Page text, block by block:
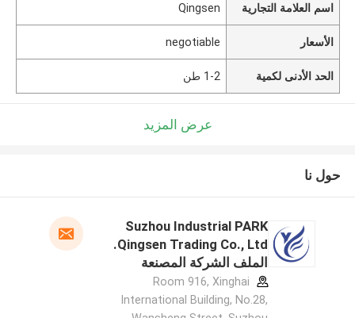
اسم العلامة التجارية Qingsen
الأسعار negotiable
الحد الأدنى لكمية 1-2 طن
عرض المزيد
حول نا
Suzhou Industrial PARK
Qingsen Trading Co., Ltd.
الملف الشركة المصنعة
Room 916, Xinghai
International Building, No.28,